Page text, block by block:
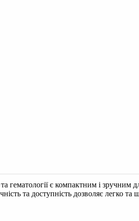
та гематології є компактним і
та доступність дозволяє легко